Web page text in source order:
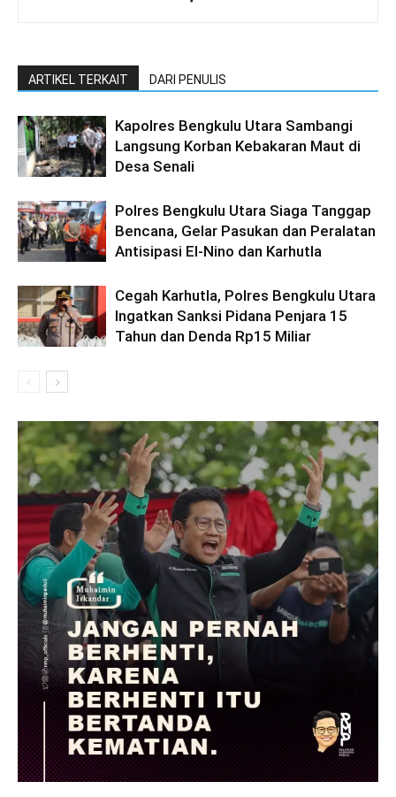
ARTIKEL TERKAIT DARI PENULIS
Kapolres Bengkulu Utara Sambangi
Langsung Korban Kebakaran Maut di
Desa Senali
Polres Bengkulu Utara Siaga Tanggap
Bencana, Gelar Pasukan dan Peralatan
Antisipasi El-Nino dan Karhutla
Cegah Karhutla, Polres Bengkulu Utara
Ingatkan Sanksi Pidana Penjara 15
Tahun dan Denda Rp15 Miliar